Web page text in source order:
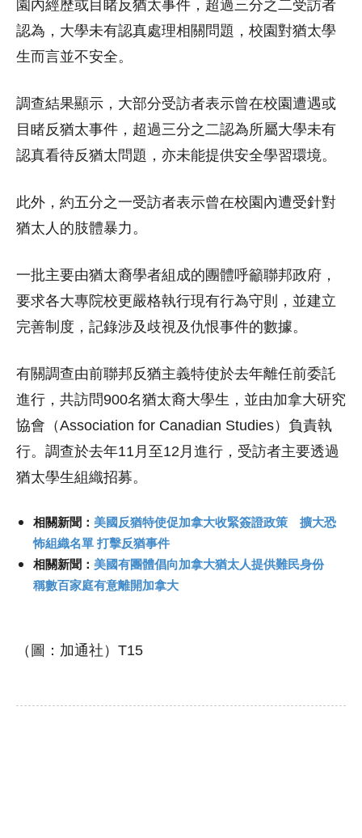
園內經歷或目睹反猶太事件，超過三分之二受訪者
認為，大學未有認真處理相關問題，校園對猶太學
生而言並不安全。
調查結果顯示，大部分受訪者表示曾在校園遭遇或
目睹反猶太事件，超過三分之二認為所屬大學未有
認真看待反猶太問題，亦未能提供安全學習環境。
此外，約五分之一受訪者表示曾在校園內遭受針對
猶太人的肢體暴力。
一批主要由猶太裔學者組成的團體呼籲聯邦政府，
要求各大專院校更嚴格執行現有行為守則，並建立
完善制度，記錄涉及歧視及仇恨事件的數據。
有關調查由前聯邦反猶主義特使於去年離任前委託
進行，共訪問900名猶太裔大學生，並由加拿大研究
協會（Association for Canadian Studies）負責執
行。調查於去年11月至12月進行，受訪者主要透過
猶太學生組織招募。
相關新聞： 美國反猶特使促加拿大收緊簽證政策 擴大恐
怖組織名單 打擊反猶事件
相關新聞： 美國有團體倡向加拿大猶太人提供難民身份
稱數百家庭有意離開加拿大
（圖：加通社）T15